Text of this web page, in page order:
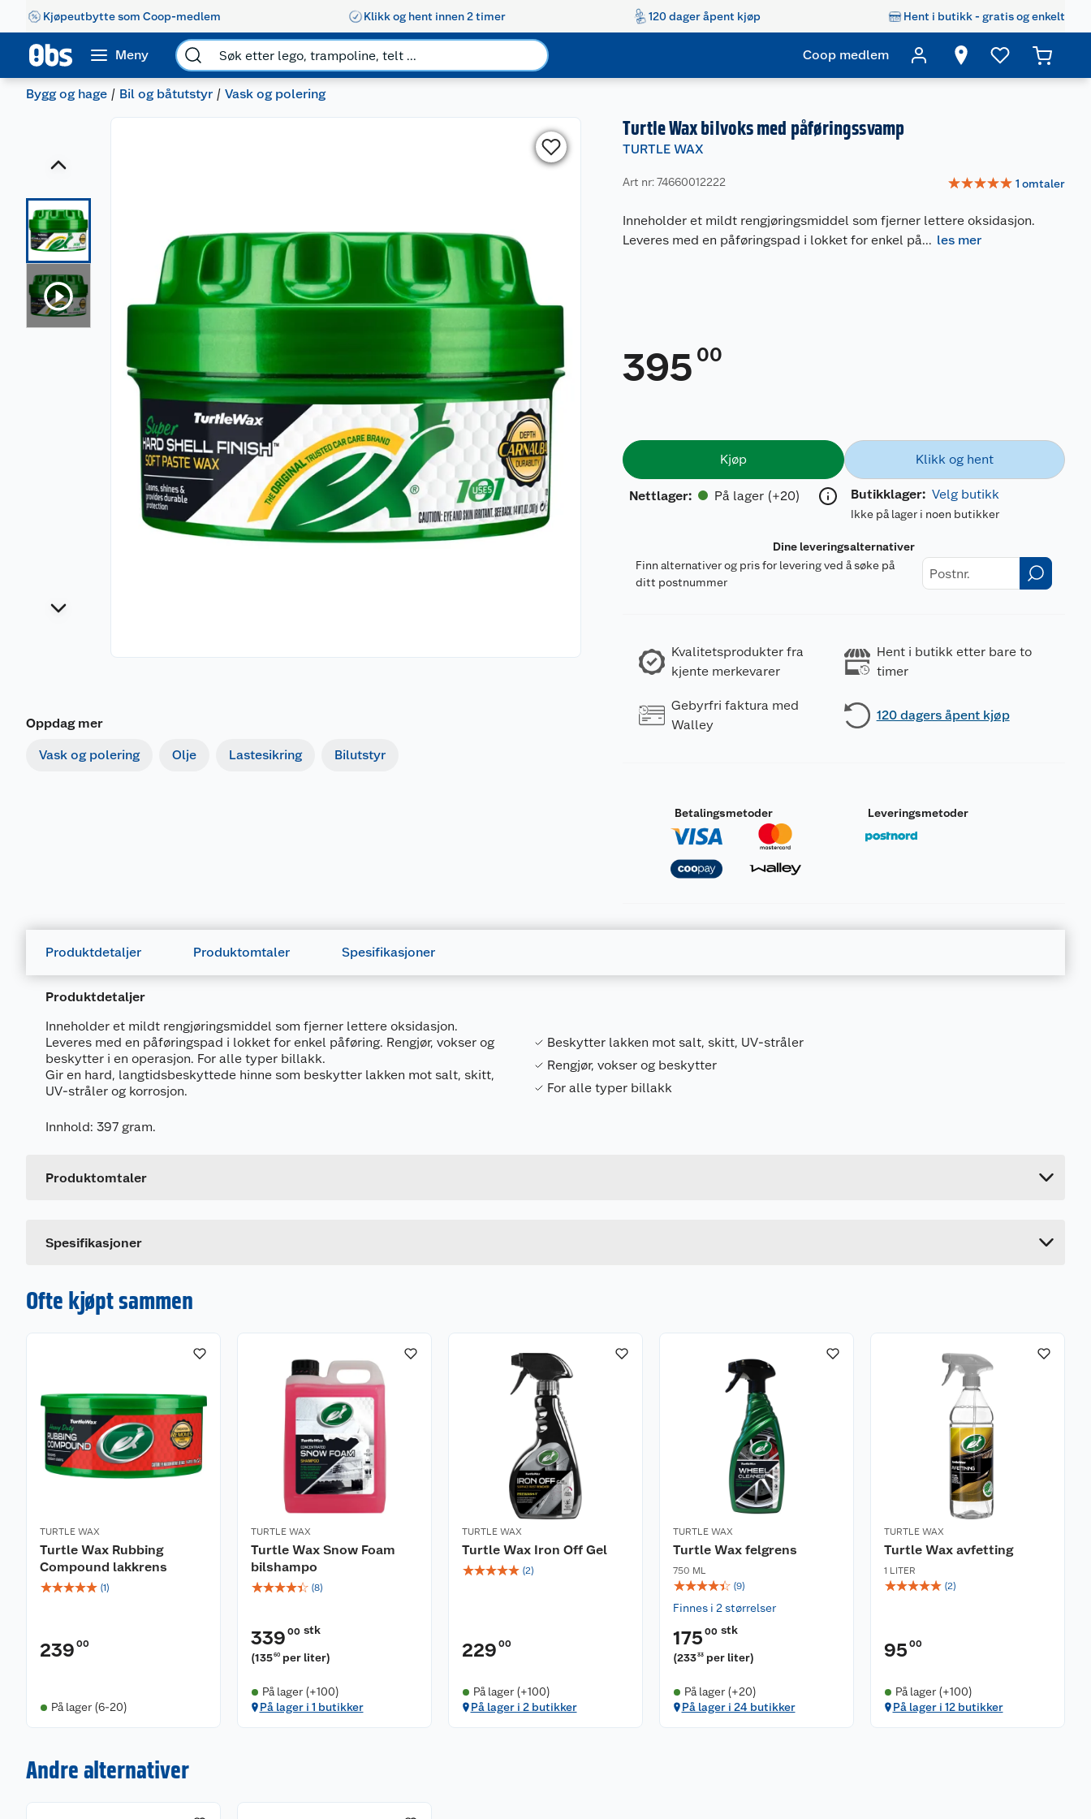
Kjøpeutbytte som Coop-medlem Klikk og hent innen 2 timer 120 dager åpent kjøp Hent i butikk - gratis og enkelt
Meny Coop medlem
Bygg og hage Bil og båtutstyr Vask og polering
Oppdag mer
Vask og polering Olje Lastesikring Bilutstyr
Turtle Wax bilvoks med påføringssvamp
TURTLE WAX
Art nr: 74660012222 ☆☆☆☆☆ 1 omtaler
Inneholder et mildt rengjøringsmiddel som fjerner lettere oksidasjon.
Leveres med en påføringspad i lokket for enkel på... les mer
395 00
Kjøp
Nettlager: På lager (+20)
Klikk og hent
Butikklager: Velg butikk
Ikke på lager i noen butikker
Dine leveringsalternativer
Finn alternativer og pris for levering ved å søke på
ditt postnummer
Kvalitetsprodukter fra
kjente merkevarer
Hent i butikk etter bare to
timer
Gebyrfri faktura med
Walley
120 dagers åpent kjøp
Betalingsmetoder Leveringsmetoder
Produktdetaljer Produktomtaler Spesifikasjoner
Produktdetaljer
Inneholder et mildt rengjøringsmiddel som fjerner lettere oksidasjon.
Leveres med en påføringspad i lokket for enkel påføring. Rengjør, vokser og
beskytter i en operasjon. For alle typer billakk.
Gir en hard, langtidsbeskyttede hinne som beskytter lakken mot salt, skitt,
UV-stråler og korrosjon.
Innhold: 397 gram.
Beskytter lakken mot salt, skitt, UV-stråler
Rengjør, vokser og beskytter
For alle typer billakk
Produktomtaler
Spesifikasjoner
Generelt
Leverandørens artikkelnummer
Ofte kjøpt sammen
TURTLE WAX
Turtle Wax Rubbing
Compound lakkrens
☆☆☆☆☆ (1)
239 00
På lager (6-20)
TURTLE WAX
Turtle Wax Snow Foam
bilshampo
☆☆☆☆☆ (8)
339 00 stk
(13560 per liter)
På lager (+100)
På lager i 1 butikker
TURTLE WAX
Turtle Wax Iron Off Gel
☆☆☆☆☆ (2)
229 00
På lager (+100)
På lager i 2 butikker
TURTLE WAX
Turtle Wax felgrens
750 ML
☆☆☆☆☆ (9)
Finnes i 2 størrelser
175 00 stk
(23333 per liter)
På lager (+20)
På lager i 24 butikker
TURTLE WAX
Turtle Wax avfetting
1 LITER
☆☆☆☆☆ (2)
95 00
På lager (+100)
På lager i 12 butikker
Andre alternativer